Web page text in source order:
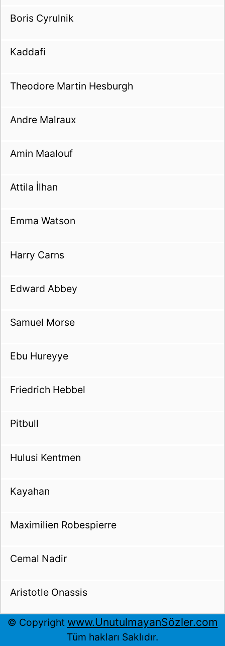
Boris Cyrulnik
Kaddafi
Theodore Martin Hesburgh
Andre Malraux
Amin Maalouf
Attila İlhan
Emma Watson
Harry Carns
Edward Abbey
Samuel Morse
Ebu Hureyye
Friedrich Hebbel
Pitbull
Hulusi Kentmen
Kayahan
Maximilien Robespierre
Cemal Nadir
Aristotle Onassis
© Copyright www.UnutulmayanSözler.com
Tüm hakları Saklıdır.